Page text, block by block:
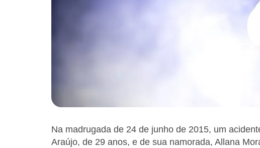
Na madrugada de 24 de junho de 2015, um
Araújo, de 29 anos, e de sua namorada, Allana